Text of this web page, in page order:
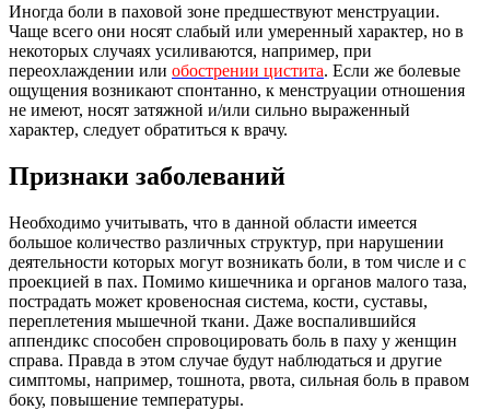
Иногда боли в паховой зоне предшествуют менструации.
Чаще всего они носят слабый или умеренный характер, но в
некоторых случаях усиливаются, например, при
переохлаждении или обострении цистита. Если же болевые
ощущения возникают спонтанно, к менструации отношения
не имеют, носят затяжной и/или сильно выраженный
характер, следует обратиться к врачу.
Признаки заболеваний
Необходимо учитывать, что в данной области имеется
большое количество различных структур, при нарушении
деятельности которых могут возникать боли, в том числе и с
проекцией в пах. Помимо кишечника и органов малого таза,
пострадать может кровеносная система, кости, суставы,
переплетения мышечной ткани. Даже воспалившийся
аппендикс способен спровоцировать боль в паху у женщин
справа. Правда в этом случае будут наблюдаться и другие
симптомы, например, тошнота, рвота, сильная боль в правом
боку, повышение температуры.